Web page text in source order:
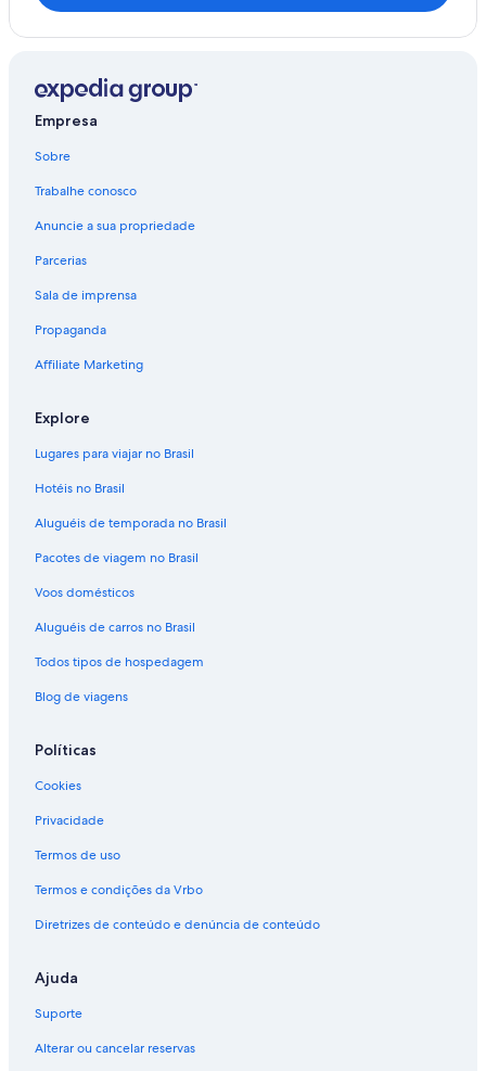
Empresa
Sobre
Trabalhe conosco
Anuncie a sua propriedade
Parcerias
Sala de imprensa
Propaganda
Affiliate Marketing
Explore
Lugares para viajar no Brasil
Hotéis no Brasil
Aluguéis de temporada no Brasil
Pacotes de viagem no Brasil
Voos domésticos
Aluguéis de carros no Brasil
Todos tipos de hospedagem
Blog de viagens
Políticas
Cookies
Privacidade
Termos de uso
Termos e condições da Vrbo
Diretrizes de conteúdo e denúncia de conteúdo
Ajuda
Suporte
Alterar ou cancelar reservas